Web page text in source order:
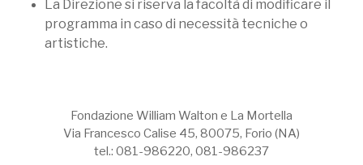
La Direzione si riserva la facoltà di modificare il
programma in caso di necessità tecniche o
artistiche.
Fondazione William Walton e La Mortella
Via Francesco Calise 45, 80075, Forio (NA)
tel.: 081-986220, 081-986237